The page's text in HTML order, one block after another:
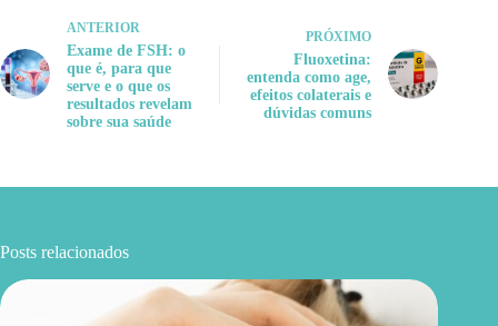
ANTERIOR
Exame de FSH: o
que é, para que
serve e o que os
resultados revelam
sobre sua saúde
PRÓXIMO
Fluoxetina:
entenda como age,
efeitos colaterais e
dúvidas comuns
Posts relacionados